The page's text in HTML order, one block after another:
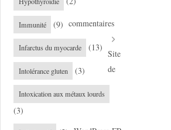
Immunité (9)
Infarctus du myocarde (13)
Intolérance gluten (3)
Intoxication aux métaux lourds
(3)
commentaires
Site
de